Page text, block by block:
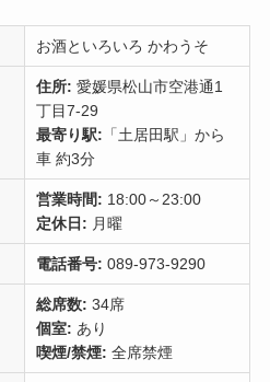
お酒といろいろ かわうそ
住所: 愛媛県松山市空港通1
丁目7-29
最寄り駅: 「土居田駅」から
車 約3分
営業時間: 18:00～23:00
定休日: 月曜
電話番号: 089-973-9290
総席数: 34席
個室: あり
喫煙/禁煙: 全席禁煙